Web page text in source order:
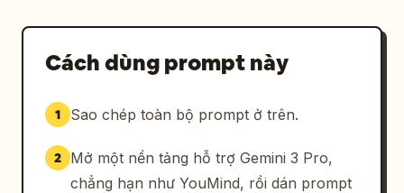
Cách dùng prompt này
1 Sao chép toàn bộ prompt ở trên.
2
Mở một nền tảng hỗ trợ Gemini 3 Pro,
chẳng hạn như YouMind, rồi dán prompt